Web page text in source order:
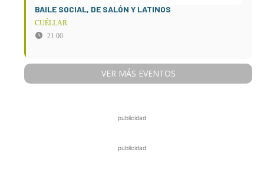
BAILE SOCIAL, DE SALÓN Y LATINOS
CUÉLLAR
21:00
VER MÁS EVENTOS
publicidad
publicidad